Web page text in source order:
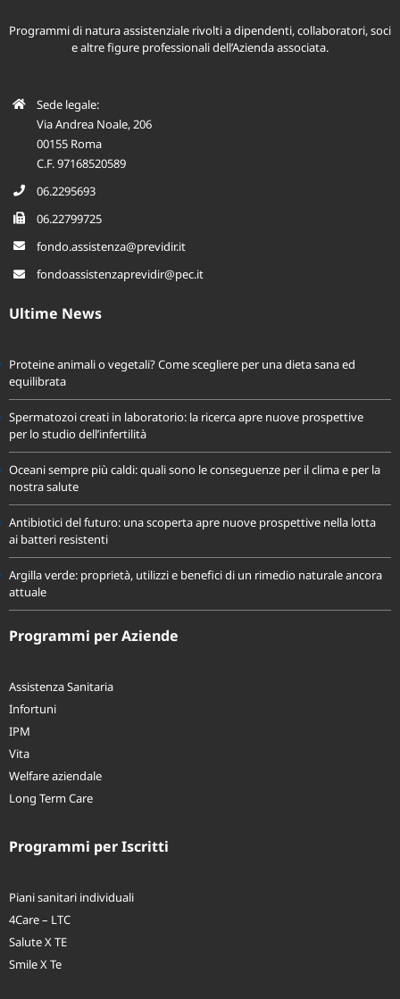
Programmi di natura assistenziale rivolti a dipendenti, collaboratori, soci
e altre figure professionali dell’Azienda associata.
Sede legale:
Via Andrea Noale, 206
00155 Roma
C.F. 97168520589
06.2295693
06.22799725
fondo.assistenza@previdir.it
fondoassistenzaprevidir@pec.it
Ultime News
Proteine animali o vegetali? Come scegliere per una dieta sana ed
equilibrata
Spermatozoi creati in laboratorio: la ricerca apre nuove prospettive
per lo studio dell’infertilità
Oceani sempre più caldi: quali sono le conseguenze per il clima e per la
nostra salute
Antibiotici del futuro: una scoperta apre nuove prospettive nella lotta
ai batteri resistenti
Argilla verde: proprietà, utilizzi e benefici di un rimedio naturale ancora
attuale
Programmi per Aziende
Assistenza Sanitaria
Infortuni
IPM
Vita
Welfare aziendale
Long Term Care
Programmi per Iscritti
Piani sanitari individuali
4Care – LTC
Salute X TE
Smile X Te